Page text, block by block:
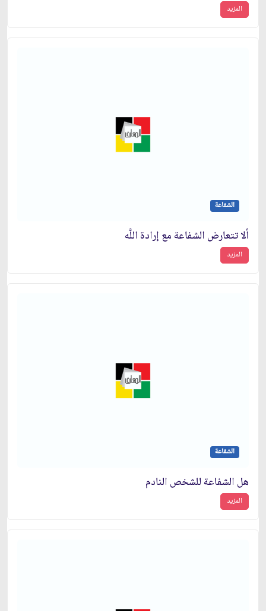
المزيد
الشفاعة
ألا تتعارض الشفاعة مع إرادة اللَّه
المزيد
الشفاعة
هل الشفاعة للشخص النادم
المزيد